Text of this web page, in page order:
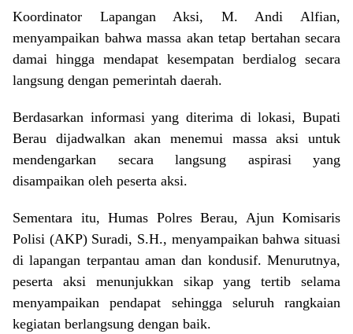
Koordinator Lapangan Aksi, M. Andi Alfian,
menyampaikan bahwa massa akan tetap bertahan secara
damai hingga mendapat kesempatan berdialog secara
langsung dengan pemerintah daerah.
Berdasarkan informasi yang diterima di lokasi, Bupati
Berau dijadwalkan akan menemui massa aksi untuk
mendengarkan secara langsung aspirasi yang
disampaikan oleh peserta aksi.
Sementara itu, Humas Polres Berau, Ajun Komisaris
Polisi (AKP) Suradi, S.H., menyampaikan bahwa situasi
di lapangan terpantau aman dan kondusif. Menurutnya,
peserta aksi menunjukkan sikap yang tertib selama
menyampaikan pendapat sehingga seluruh rangkaian
kegiatan berlangsung dengan baik.